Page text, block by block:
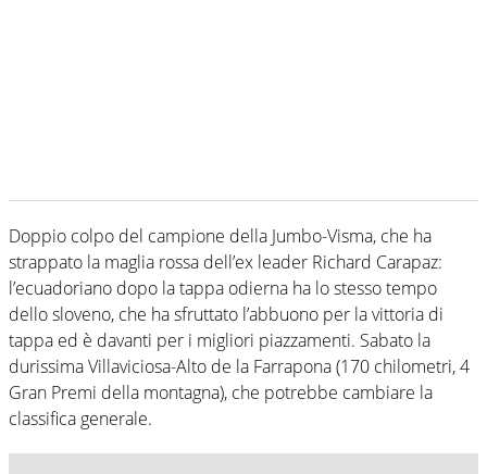
Doppio colpo del campione della Jumbo-Visma, che ha
strappato la maglia rossa dell’ex leader Richard Carapaz:
l’ecuadoriano dopo la tappa odierna ha lo stesso tempo
dello sloveno, che ha sfruttato l’abbuono per la vittoria di
tappa ed è davanti per i migliori piazzamenti. Sabato la
durissima Villaviciosa-Alto de la Farrapona (170 chilometri, 4
Gran Premi della montagna), che potrebbe cambiare la
classifica generale.